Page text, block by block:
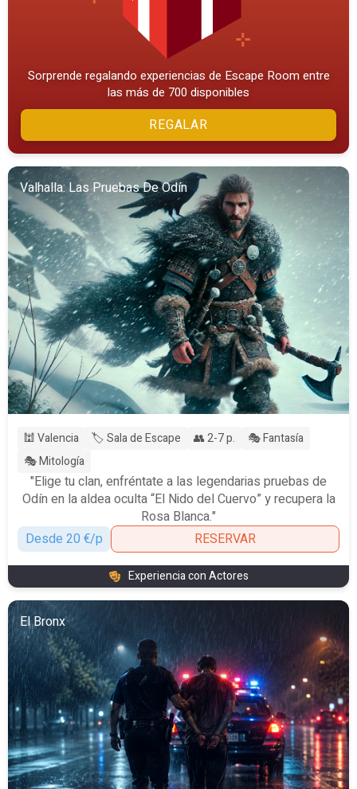
Sorprende regalando experiencias de Escape Room entre
las más de 700 disponibles
REGALAR
Valhalla: Las Pruebas De Odín
🕍 Valencia 🏷️ Sala de Escape 👥 2-7 p.
🎭 Fantasía
🎭 Mitología
"Elige tu clan, enfréntate a las legendarias pruebas de
Odín en la aldea oculta “El Nido del Cuervo” y recupera la
Rosa Blanca."
Desde 20 €/p
RESERVAR
Experiencia con Actores
El Bronx